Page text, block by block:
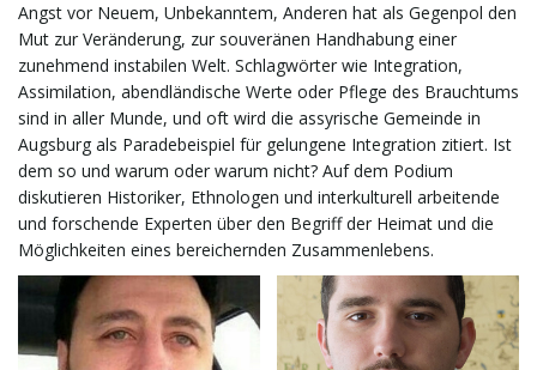
e
a
v
Angst vor Neuem, Unbekanntem, Anderen hat als Gegenpol den
Mut zur Veränderung, zur souveränen Handhabung einer
zunehmend instabilen Welt. Schlagwörter wie Integration,
Assimilation, abendländische Werte oder Pflege des Brauchtums
sind in aller Munde, und oft wird die assyrische Gemeinde in
Augsburg als Paradebeispiel für gelungene Integration zitiert. Ist
dem so und warum oder warum nicht? Auf dem Podium
diskutieren Historiker, Ethnologen und interkulturell arbeitende
und forschende Experten über den Begriff der Heimat und die
Möglichkeiten eines bereichernden Zusammenlebens.